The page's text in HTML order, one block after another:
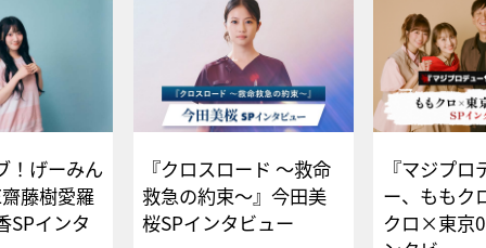
！げーみん
藤樹愛羅
SPインタ
『クロスロード ～救命
救急の約束～』今田美
桜SPインタビュー
『マジプロ
ー、ももク
クロ×東京